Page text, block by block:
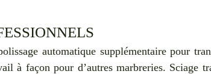
automatique supplémentaire pour
à façon pour d’autres marbreries. Sciage